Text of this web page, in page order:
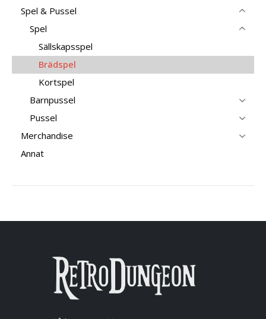
Spel & Pussel
Spel
Sällskapsspel
Brädspel
Kortspel
Barnpussel
Pussel
Merchandise
Annat